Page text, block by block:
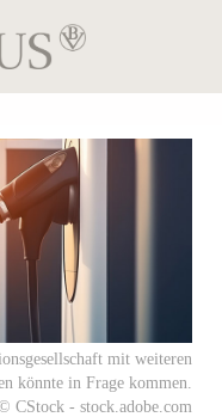
mit weiteren
könnte in Frage kommen.
CStock - stock.adobe.com